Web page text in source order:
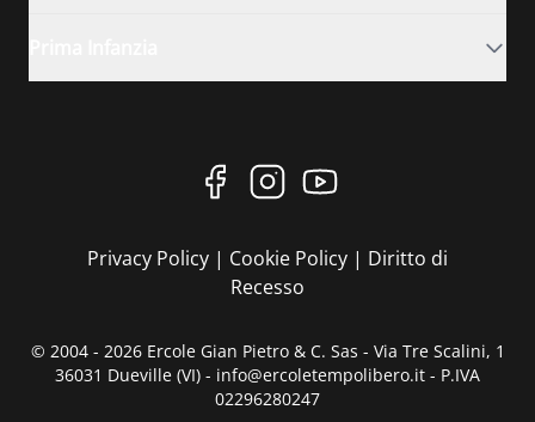
Privacy Policy | Cookie Policy | Diritto di
Recesso
© 2004 - 2026 Ercole Gian Pietro & C. Sas - Via Tre Scalini, 1
36031 Dueville (VI) - info@ercoletempolibero.it - P.IVA
02296280247